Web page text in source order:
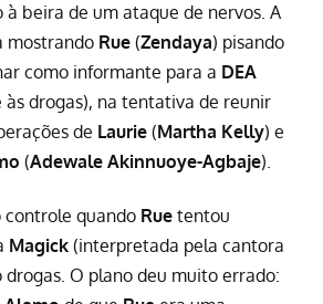
beira de um ataque de nervos. A
mostrando Rue (Zendaya) pisando
como informante para a DEA
drogas), na tentativa de reunir
de Laurie (Martha Kelly) e
(Adewale Akinnuoye-Agbaje).
controle quando Rue tentou
Magick (interpretada pela cantora
drogas. O plano deu muito errado: